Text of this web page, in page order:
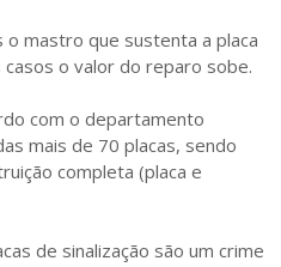
o mastro que sustenta a placa
o valor do reparo sobe.
com o departamento
mais de 70 placas, sendo
completa (placa e
de sinalização são um crime